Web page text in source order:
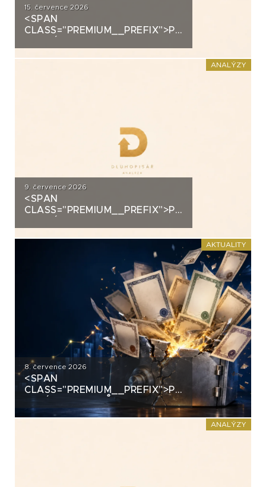
15. července 2026
<SPAN
CLASS="PREMIUM__PREFIX">PREMIUM</
ANALÝZY
9. července 2026
<SPAN
CLASS="PREMIUM__PREFIX">PREMIUM</
AKTUALITY
8. července 2026
<SPAN
CLASS="PREMIUM__PREFIX">PREMIUM</
PLNÝ DLUHOPISŮ: FORTUNA,
ŠKODOVKA, ŽIVINA A MNOHO
ANALÝZY